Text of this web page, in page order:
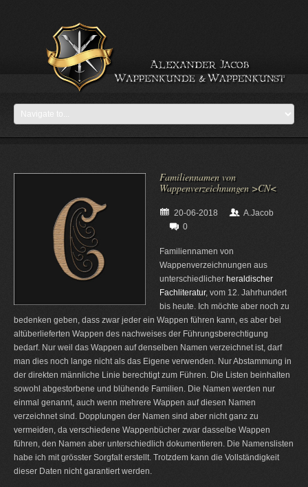
Familiennamen von
Wappenverzeichnungen >CN<
20-06-2018
A.Jacob
0
Familiennamen von
Wappenverzeichnungen aus
unterschiedlicher heraldischer
Fachliteratur, vom 12. Jahrhundert
bis heute. Ich möchte aber noch zu
bedenken geben, dass zwar jeder ein Wappen führen kann, es aber bei
altüberlieferten Wappen des nachweises der Führungsberechtigung
bedarf. Nur weil das Wappen auf denselben Namen verzeichnet ist, darf
man dies noch lange nicht als das Eigene verwenden. Nur Abstammung in
der direkten männliche Linie berechtigt zum Führen. Die Listen beinhalten
sowohl abgestorbene und blühende Familien. Die Namen werden nur
einmal genannt, auch wenn mehrere Wappen auf diesen Namen
verzeichnet sind. Dopplungen der Namen sind aber nicht ganz zu
vermeiden, da verschiedene Wappenbücher zwar dasselbe Wappen
führen, den Namen aber unterschiedlich dokumentieren. Die Namenslisten
habe ich mit grösster Sorgfalt erstellt. Trotzdem kann die Vollständigkeit
dieser Daten nicht garantiert werden.